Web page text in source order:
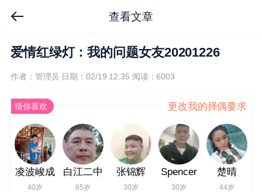
查看文章
爱情红绿灯：我的问题女友20201226
作者：管理员 日期：02/19 12:35 阅读：6003
猜你喜欢 更改我的择偶要求
凌波峻成
40岁
白江二中
65岁
张锦辉
30岁
Spencer
30岁
楚晴
44岁